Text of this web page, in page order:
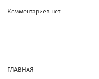
Комментариев нет
ГЛАВНАЯ